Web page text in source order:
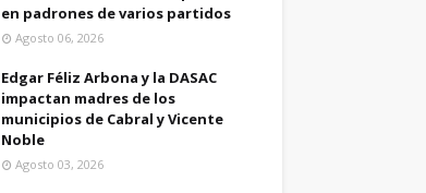
en padrones de varios partidos
Agosto 06, 2026
Edgar Féliz Arbona y la DASAC
impactan madres de los
municipios de Cabral y Vicente
Noble
Agosto 03, 2026